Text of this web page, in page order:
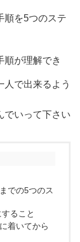
順を5つのステ
順が理解でき
で出来るよう
でいって下さい
での5つのス
ること
着いてから